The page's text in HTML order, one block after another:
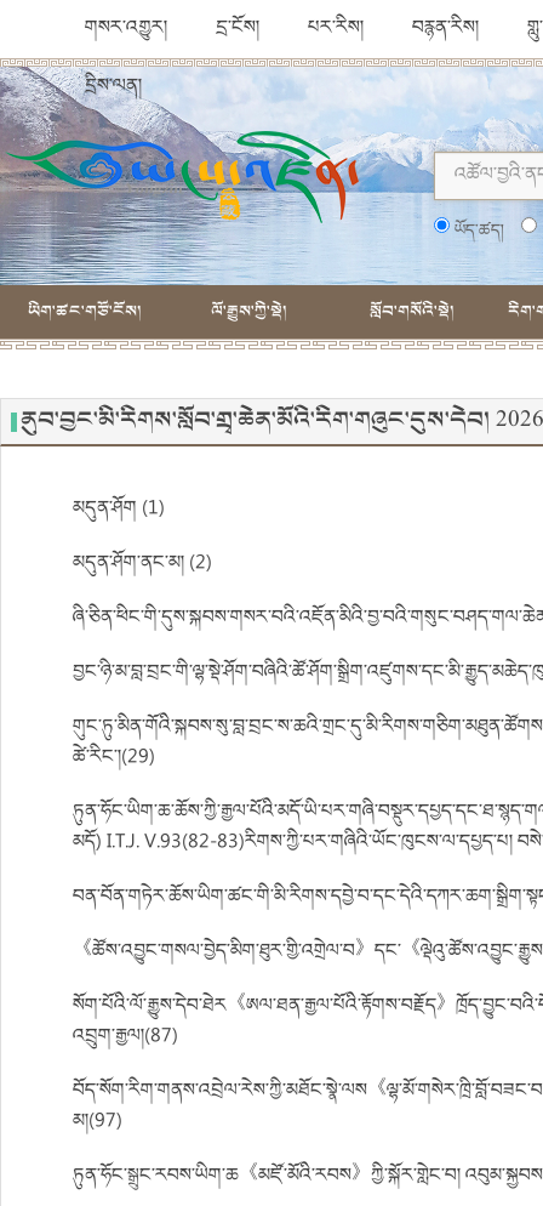
གསར་འགྱུར། དྲ་ངོས། པར་རིས། བརྙན་རིས།
དྲིས་ལན།
ཡོད་ཚད།
ཡིག་ཚང་གཙོ་ངོས། ལོ་རྒྱུས་ཀྱི་སྡེ། སློབ་གསོའི་སྡེ།
ནུབ་བྱང་མི་རིགས་སློབ་གྲྭ་ཆེན་མོའི་རིག་གཞུང་དུས་དེབ།
མདུན་ཤོག (1)
མདུན་ཤོག་ནང་མ། (2)
ཚེ་རིང་།(29)
མདོ) I.T.J. V.93(82-83)རིགས་ཀྱི་པར་གཞིའི་ཡོང་ཁུངས་ལ་དཔྱད་པ།
《ཚོས་འབྱུང་གསལ་བྱེད་མིག་ཐུར་གྱི་འགྲེལ་བ》དང་《
སོག་པོའི་ལོ་རྒྱུས་དེབ་ཐེར《ཨལ་ཐན་རྒྱལ་པོའི་རྟོགས་བརྗོད》
འབྲུག་རྒྱལ།(87)
བོད་སོག་རིག་གནས་འབྲེལ་རེས་ཀྱི་མཐོང་སྣེ་ལས《
མ།(97)
ཏུན་ཧོང་སྒྲུང་རབས་ཡིག་ཆ《མཛོ་མོའི་རབས》ཀྱི་སྐོར་གླེང་བ།